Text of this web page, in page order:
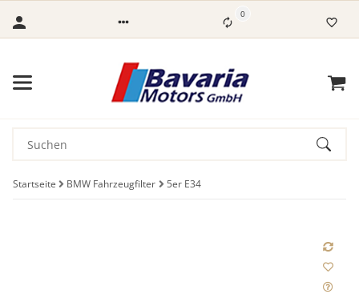
0
Startseite BMW Fahrzeugfilter 5er E34